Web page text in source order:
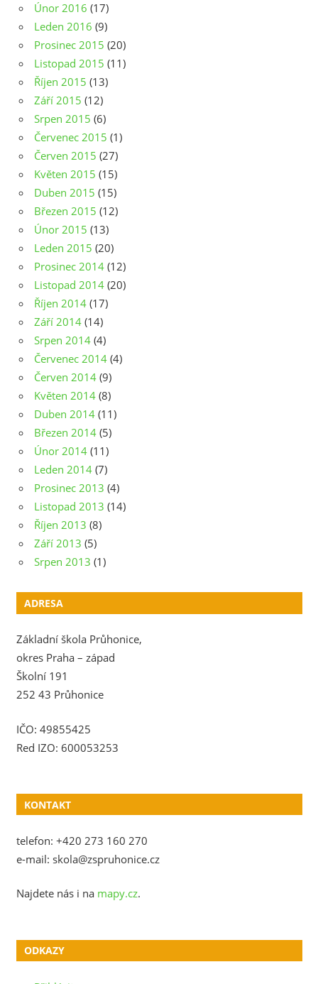
Únor 2016 (17)
Leden 2016 (9)
Prosinec 2015 (20)
Listopad 2015 (11)
Říjen 2015 (13)
Září 2015 (12)
Srpen 2015 (6)
Červenec 2015 (1)
Červen 2015 (27)
Květen 2015 (15)
Duben 2015 (15)
Březen 2015 (12)
Únor 2015 (13)
Leden 2015 (20)
Prosinec 2014 (12)
Listopad 2014 (20)
Říjen 2014 (17)
Září 2014 (14)
Srpen 2014 (4)
Červenec 2014 (4)
Červen 2014 (9)
Květen 2014 (8)
Duben 2014 (11)
Březen 2014 (5)
Únor 2014 (11)
Leden 2014 (7)
Prosinec 2013 (4)
Listopad 2013 (14)
Říjen 2013 (8)
Září 2013 (5)
Srpen 2013 (1)
ADRESA
Základní škola Průhonice,
okres Praha – západ
Školní 191
252 43 Průhonice
IČO: 49855425
Red IZO: 600053253
KONTAKT
telefon: +420 273 160 270
e-mail: skola@zspruhonice.cz
Najdete nás i na mapy.cz.
ODKAZY